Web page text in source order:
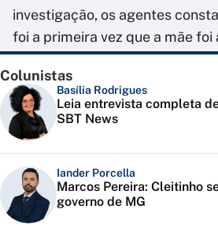
investigação, os agentes
foi a primeira vez que a mãe
Colunistas
Basília Rodrigues
Leia entrevista completa
SBT News
Iander Porcella
Marcos Pereira: Cleitinho
governo de MG